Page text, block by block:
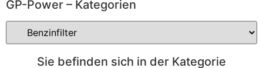
GP-Power – Kategorien
Sie befinden sich in der Kategorie